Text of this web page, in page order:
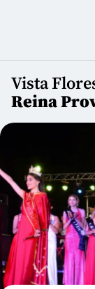
Vista
Reina